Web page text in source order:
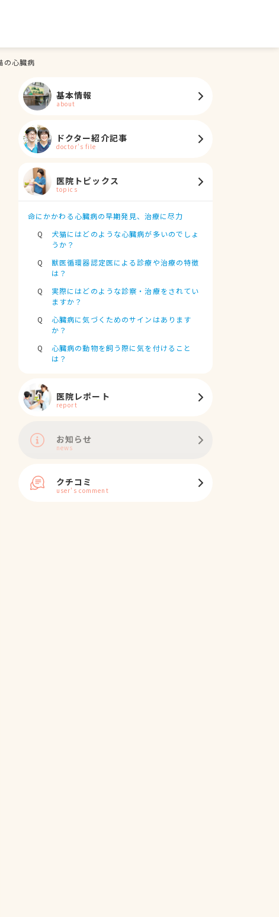
の心臓病
基本情報
about
ドクター紹介記事
doctor's file
医院トピックス
topics
命にかかわる心臓病の早期発見、治療に尽力
犬猫にはどのような心臓病が多いのでしょ
うか？
獣医循環器認定医による診療や治療の特徴
は？
実際にはどのような診察・治療をされてい
ますか？
心臓病に気づくためのサインはあります
か？
心臓病の動物を飼う際に気を付けること
は？
医院レポート
report
お知らせ
news
クチコミ
user's comment